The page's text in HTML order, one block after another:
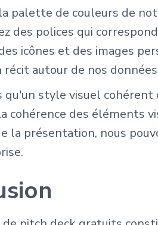
palette de couleurs de
des polices qui
icônes et des images
récit autour de nos
qu'un style visuel
cohérence des éléments
la présentation, nous